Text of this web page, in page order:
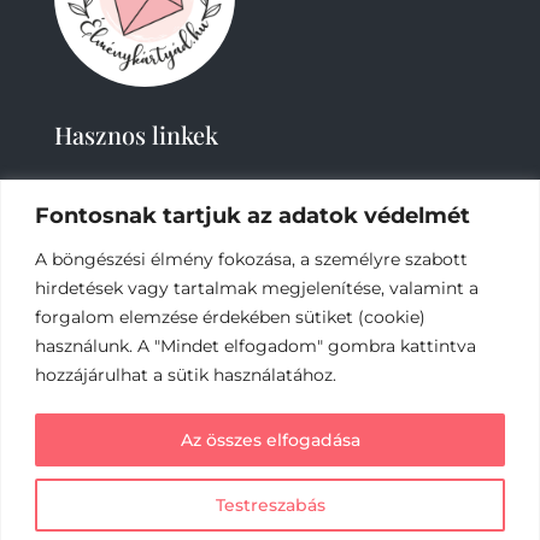
Fontosnak tartjuk az adatok védelmét
A böngészési élmény fokozása, a személyre szabott
hirdetések vagy tartalmak megjelenítése, valamint a
forgalom elemzése érdekében sütiket (cookie)
használunk. A "Mindet elfogadom" gombra kattintva
hozzájárulhat a sütik használatához.
Testreszabás
Az összes elfogadása
Hasznos linkek
2019-2023 – Élménykártyád-Nagy Tímea © Minden
jog fenntartva.
Az online fizetést a Barion Payment Zrt. biztosítja,
MNB engedély száma: H-EN-I-1064/2013